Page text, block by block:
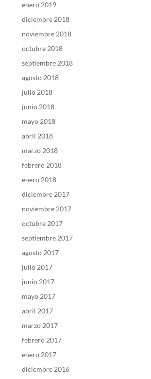
enero 2019
diciembre 2018
noviembre 2018
octubre 2018
septiembre 2018
agosto 2018
julio 2018
junio 2018
mayo 2018
abril 2018
marzo 2018
febrero 2018
enero 2018
diciembre 2017
noviembre 2017
octubre 2017
septiembre 2017
agosto 2017
julio 2017
junio 2017
mayo 2017
abril 2017
marzo 2017
febrero 2017
enero 2017
diciembre 2016